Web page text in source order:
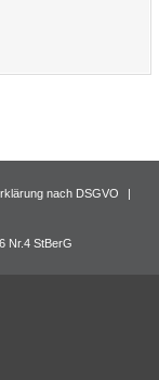
nach DSGVO
Nr.4 StBerG